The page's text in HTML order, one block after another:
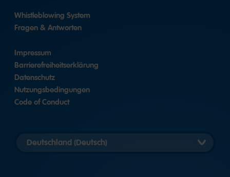
Whistleblowing System
Fragen & Antworten
Impressum
Barrierefreiheitserklärung
Datenschutz
Nutzungsbedingungen
Code of Conduct
Länderversion
auswählen